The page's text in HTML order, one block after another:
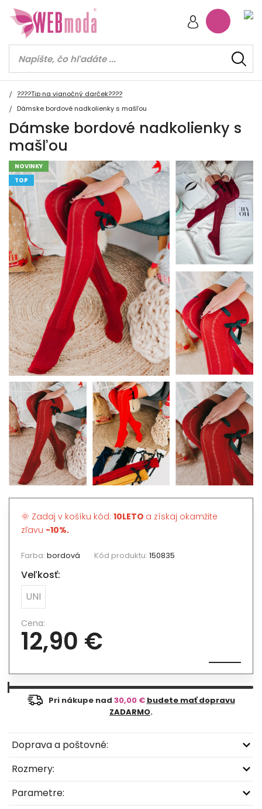
????Tip na vianočný darček????
Dámske bordové nadkolienky s mašľou
Dámske bordové nadkolienky s
mašľou
NOVINKY
TOP
🌞 Zadaj v košíku kód: 10LETO a získaj okamžite
zľavu -10%.
Farba: bordová Kód produktu: 150835
Veľkosť:
UNI
Cena:
12,90 €
Pri nákupe nad 30,00 € budete mať dopravu
ZADARMO.
Doprava a poštovné:
Rozmery:
Parametre: